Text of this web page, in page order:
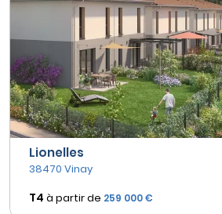
Lionelles
38470 Vinay
T4 à partir de 259 000 €